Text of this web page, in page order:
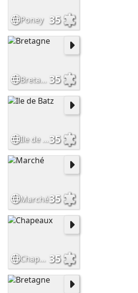
Poney 35
Bretagne 35
Ile de Batz35
Marché35
Chapeaux 35